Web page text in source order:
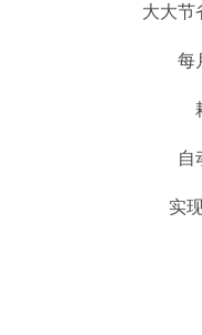
大大节
每
自
实